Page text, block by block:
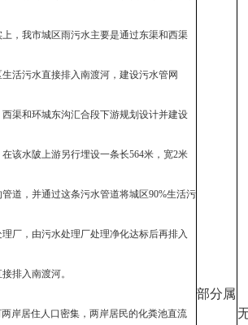
，我市城区雨污水主要是通过东渠和西渠
活污水直接排入南渡河，建设污水管网
渠和环城东沟汇合段下游规划设计并建设
该水陂上游另行埋设一条长564米，宽2米
道，并通过这条污水管道将城区90%生活污
厂，由污水处理厂处理净化达标后再排入
排入南渡河。
岸居住人口密集，两岸居民的化粪池直流
部分属